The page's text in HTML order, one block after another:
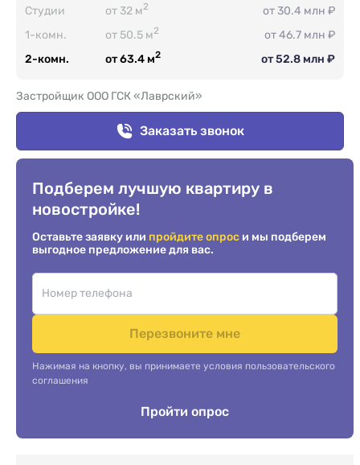
Студии от 32 м2
от 30.4 млн ₽
1-комн.
от 50.5 м2
от 46.7 млн ₽
2-комн.
от 63.4 м2 от 52.8 млн ₽
Застройщик ООО ГСК «Лаврский»
Заказать звонок
Подберем лучшую квартиру в
новостройке!
Оставьте заявку или пройдите опрос и мы подберем
выгодное предложение для вас.
Перезвоните мне
Нажимая на кнопку, вы принимаете условия пользовательского
соглашения
Пройти опрос